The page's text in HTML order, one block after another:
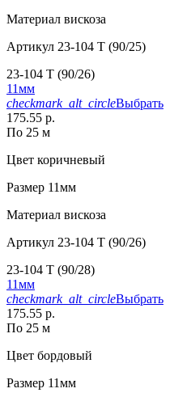
Материал вискоза
Артикул 23-104 T (90/25)
23-104 T (90/26)
11мм
checkmark_alt_circleВыбрать
175.55 р.
По 25 м
Цвет коричневый
Размер 11мм
Материал вискоза
Артикул 23-104 T (90/26)
23-104 T (90/28)
11мм
checkmark_alt_circleВыбрать
175.55 р.
По 25 м
Цвет бордовый
Размер 11мм